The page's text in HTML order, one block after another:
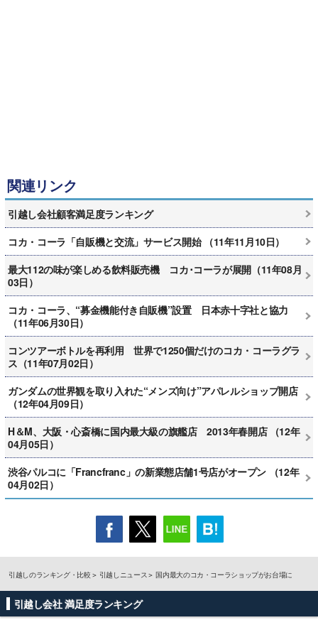
関連リンク
引越し会社顧客満足度ランキング
コカ・コーラ「自販機と交流」サービス開始 （11年11月10日）
最大112の味が楽しめる飲料販売機 コカ･コーラが展開（11年08月
03日）
コカ・コーラ、“募金機能付き自販機”設置 日本赤十字社と協力
（11年06月30日）
コンツアーボトルを再利用 世界で1250個だけのコカ・コーラグラ
ス（11年07月02日）
ガンダムの世界観を取り入れた“メンズ向け”アパレルショップ開店
（12年04月09日）
H＆M、大阪・心斎橋に国内最大級の旗艦店 2013年春開店 （12年
04月05日）
渋谷パルコに「Francfranc」の新業態店舗1号店がオープン （12年
04月02日）
引越しのランキング・比較 引越しニュース 国内最大のコカ・コーラショップがお台場に
引越し会社 満足度ランキング